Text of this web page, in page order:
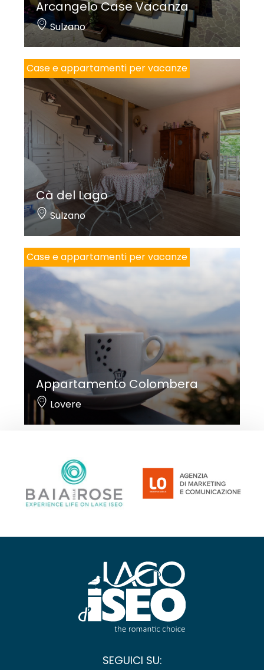
Arcangelo Case Vacanza
Sulzano
Case e appartamenti per vacanze
Cà del Lago
Sulzano
Case e appartamenti per vacanze
Appartamento Colombera
Lovere
SEGUICI SU: